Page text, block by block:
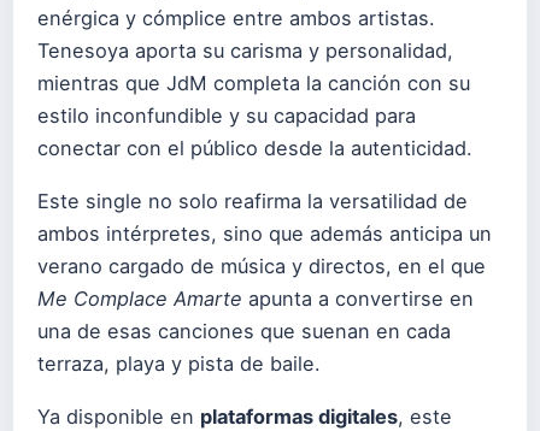
enérgica y cómplice entre ambos artistas.
Tenesoya aporta su carisma y personalidad,
mientras que JdM completa la canción con su
estilo inconfundible y su capacidad para
conectar con el público desde la autenticidad.
Este single no solo reafirma la versatilidad de
ambos intérpretes, sino que además anticipa un
verano cargado de música y directos, en el que
Me Complace Amarte apunta a convertirse en
una de esas canciones que suenan en cada
terraza, playa y pista de baile.
Ya disponible en plataformas digitales, este